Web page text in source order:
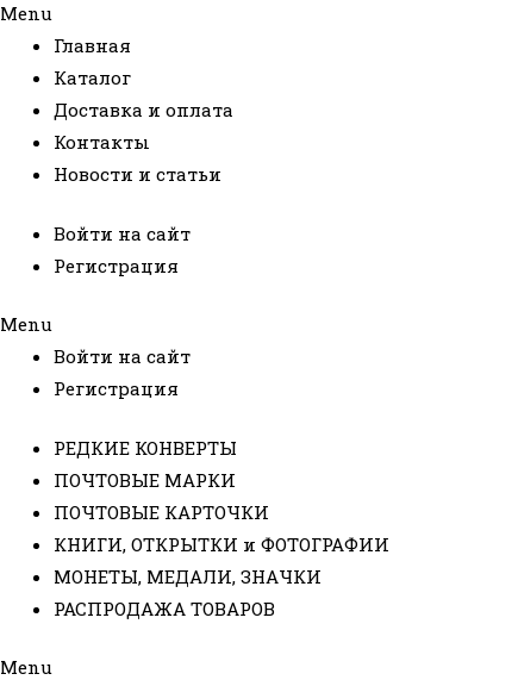
Menu
Главная
Каталог
Доставка и оплата
Контакты
Новости и статьи
Войти на сайт
Регистрация
Menu
Войти на сайт
Регистрация
РЕДКИЕ КОНВЕРТЫ
ПОЧТОВЫЕ МАРКИ
ПОЧТОВЫЕ КАРТОЧКИ
КНИГИ, ОТКРЫТКИ и ФОТОГРАФИИ
МОНЕТЫ, МЕДАЛИ, ЗНАЧКИ
РАСПРОДАЖА ТОВАРОВ
Menu